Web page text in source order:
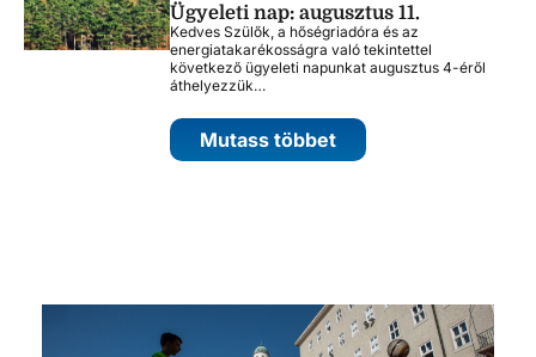
Ügyeleti nap: augusztus 11.
Kedves Szülők, a hőségriadóra és az
energiatakarékosságra való tekintettel
következő ügyeleti napunkat augusztus 4-éről
áthelyezzük…
Mutass többet